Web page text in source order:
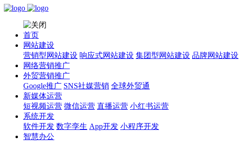
首页
网站建设
营销型网站建设 响应式网站建设 集团型网站建设 品牌网站建设
网络营销推广
外贸营销推广
Google推广 SNS社媒营销 全球外贸通
新媒体运营
短视频运营 微信运营 直播运营 小红书运营
系统开发
软件开发 数字孪生 App开发 小程序开发
智慧办公